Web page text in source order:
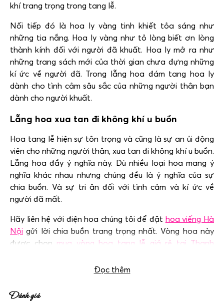
khí trang trọng trong tang lễ.
Nối tiếp đó là hoa ly vàng tinh khiết tỏa sáng như
những tia nắng. Hoa ly vàng như tỏ lòng biết ơn lòng
thành kính đối với người đã khuất. Hoa ly mở ra như
những trang sách mới của thời gian chưa đựng những
kí ức về người đã. Trong lẵng hoa đám tang hoa ly
dành cho tình cảm sâu sắc của những người thân bạn
dành cho người khuất.
Lẵng hoa xua tan đi không khí u buồn
Hoa tang lễ hiện sự tôn trọng và cũng là sự an ủi động
viên cho những người thân, xua tan đi không khí u buồn.
Lẵng hoa đầy ý nghĩa này. Dù nhiều loại hoa mang ý
nghĩa khác nhau nhưng chúng đều là ý nghĩa của sự
chia buồn. Và sự tri ân đối với tình cảm và kí ức về
người đã mất.
Hãy liên hệ với điện hoa chúng tôi để đặt hoa viếng Hà
Nội gửi lời chia buồn trang trọng nhất. Vòng hoa này
được chọn mua vòng hoa tang lễ giá rẻ tại Thanh
Đọc thêm
Đánh giá